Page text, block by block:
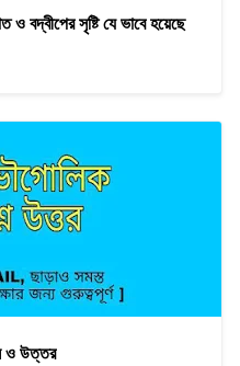
ও বদ্বীপের সৃষ্টি যে ভাবে হয়েছে
ও উত্তর